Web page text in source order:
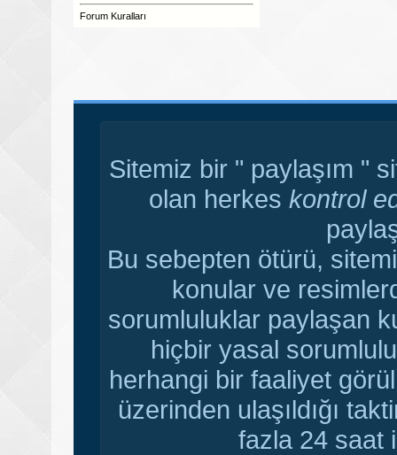
Forum Kuralları
Sitemiz bir " paylaşım "
olan herkes kontrol
Bu sebepten ötürü,
konular ve
sorumluluklar paylaşan
hiçbir yasal
herhangi bir faaliyet
üzerinden ulaşıldığı
fazla 24 saat